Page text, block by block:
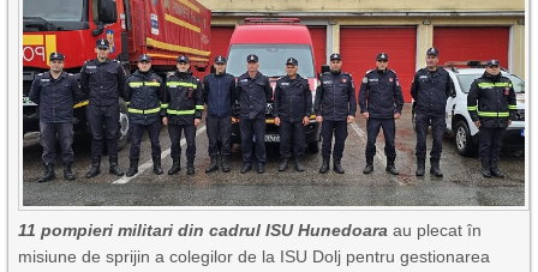
11 pompieri militari din cadrul ISU Hunedoara au plecat în
misiune de sprijin a colegilor de la ISU Dolj pentru gestionarea